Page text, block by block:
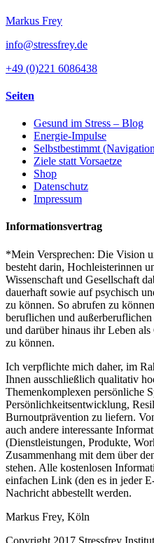
Markus Frey
info@stressfrey.de
+49 (0)221 6086438
Seiten
Gesund im Stress – Blog
Energie-Impulse
Selbstbestimmt
Ziele statt Vorsaetze
Shop
Datenschutz
Impressum
Informationsvertrag
*Mein Versprechen: Die Vision
besteht darin, Hochleisterinnen
Wissenschaft und Gesellschaft
dauerhaft sowie auf psychisch
zu können. So abrufen zu
beruflichen und
und darüber hinaus ihr Leben
zu können.
Ich verpflichte mich daher, im
Ihnen ausschließlich qualitativ
Themenkomplexen persönliche
Persönlichkeitsentwicklung,
Burnoutprävention zu liefern.
auch andere interessante
(Dienstleistungen, Produkte,
Zusammenhang mit dem über
stehen. Alle kostenlosen
einfachen Link (den es in jeder
Nachricht abbestellt werden.
Markus Frey, Köln
Copyright 2017 Stressfrey